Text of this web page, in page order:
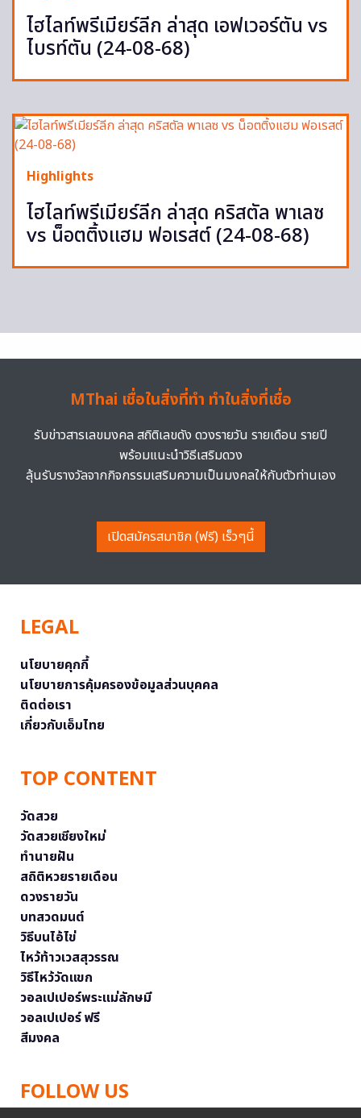
ไฮไลท์พรีเมียร์ลีก ล่าสุด เอฟเวอร์ตัน vs
ไบรท์ตัน (24-08-68)
Highlights
ไฮไลท์พรีเมียร์ลีก ล่าสุด คริสตัล พาเลซ
vs น็อตติ้งแฮม ฟอเรสต์ (24-08-68)
MThai เชื่อในสิ่งที่ทำ ทำในสิ่งที่เชื่อ
รับข่าวสารเลขมงคล สถิติเลขดัง ดวงรายวัน รายเดือน รายปี
พร้อมแนะนำวิธีเสริมดวง
ลุ้นรับรางวัลจากกิจกรรมเสริมความเป็นมงคลให้กับตัวท่านเอง
เปิดสมัครสมาชิก (ฟรี) เร็วๆนี้
LEGAL
นโยบายคุกกี้
นโยบายการคุ้มครองข้อมูลส่วนบุคคล
ติดต่อเรา
เกี่ยวกับเอ็มไทย
TOP CONTENT
วัดสวย
วัดสวยเชียงใหม่
ทำนายฝัน
สถิติหวยรายเดือน
ดวงรายวัน
บทสวดมนต์
วิธีบนไอ้ไข่
ไหว้ท้าวเวสสุวรรณ
วิธีไหว้วัดแขก
วอลเปเปอร์พระแม่ลักษมี
วอลเปเปอร์ ฟรี
สีมงคล
FOLLOW US